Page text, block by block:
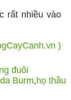
rất nhiều vào
)
đuôi
Burm,họ thầu